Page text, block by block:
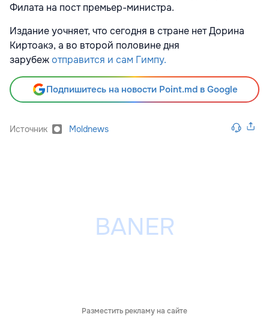
Филата на пост премьер-министра.
Издание уочняет, что сегодня в стране нет Дорина
Киртоакэ, а во второй половине дня
зарубежотправится и сам Гимпу.
Подпишитесь на новости Point.md в Google
Источник Moldnews
Разместить рекламу на сайте